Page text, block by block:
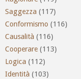
Saggezza (117)
Conformismo (116)
Causalità (116)
Cooperare (113)
Logica (112)
Identità (103)